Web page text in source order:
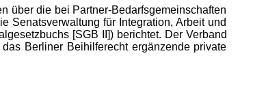
über die bei Partner-Bedarfsgemeinschaften
Senatsverwaltung für Integration, Arbeit und
[SGB II]) berichtet. Der Verband
Berliner Beihilferecht ergänzende private